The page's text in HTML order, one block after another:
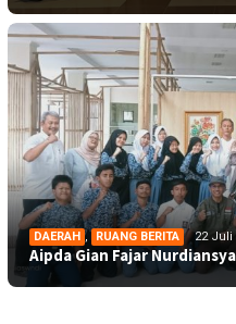
DAERAH , RUANG BERITA 22 Juli
Aipda Gian Fajar